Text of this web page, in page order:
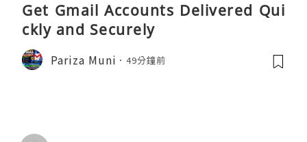
Get Gmail Accounts Delivered Qui
ckly and Securely
Pariza Muni 49分鐘前